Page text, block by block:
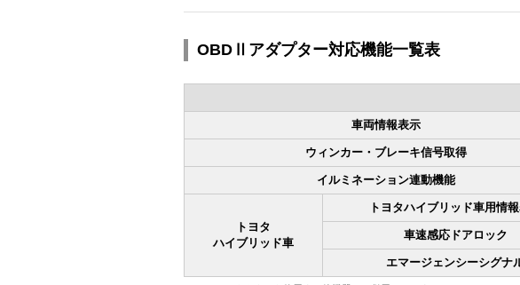
OBDⅡアダプター対応機能一覧表
車両情報表示
ウィンカー・ブレーキ信号取得
イルミネーション連動機能
トヨタ
ハイブリッド車
トヨタハイブリッド車用情
車速感応ドアロック
エマージェンシーシグナ